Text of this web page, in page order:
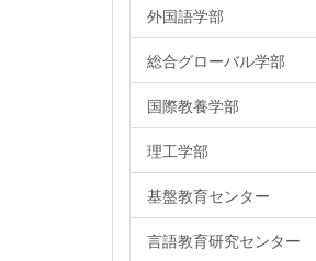
外国語学部
総合グローバル学部
国際教養学部
理工学部
基盤教育センター
言語教育研究センター